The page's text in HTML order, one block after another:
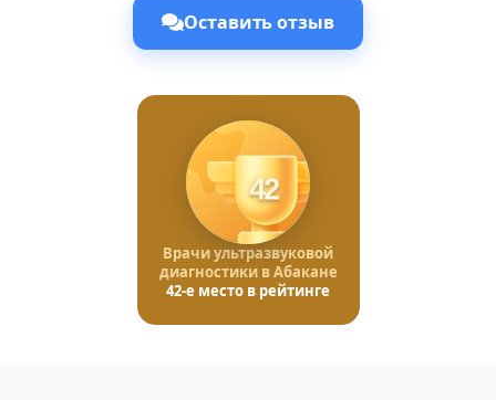
Оставить отзыв
42
Врачи ультразвуковой
диагностики в Абакане
42-е место в рейтинге